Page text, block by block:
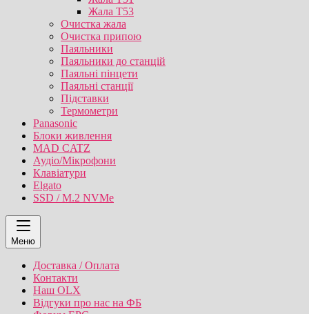
Жала T53
Очистка жала
Очистка припою
Паяльники
Паяльники до станцій
Паяльні пінцети
Паяльні станції
Підставки
Термометри
Panasonic
Блоки живлення
MAD CATZ
Аудіо/Мікрофони
Клавіатури
Elgato
SSD / M.2 NVMe
Меню
Доставка / Оплата
Контакти
Наш OLX
Відгуки про нас на ФБ